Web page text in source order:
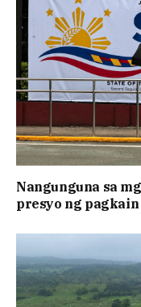
Nangunguna sa
presyo ng pagkain